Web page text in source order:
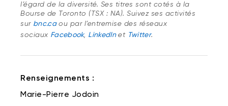
l’égard de la diversité. Ses titres sont cotés à la
Bourse de Toronto (TSX : NA). Suivez ses activités
sur bnc.caou par l’entremise des réseaux
sociaux Facebook, LinkedInet Twitter.
Renseignements :
Marie-Pierre Jodoin